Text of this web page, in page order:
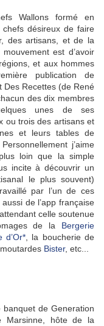
Wallons formé en
chefs désireux de faire
des artisans, et de la
est d’avoir
et aux hommes
publication de
Des Recettes (de René
des dix membres
unes de ses
ou trois des artisans et
et leurs tables de
j’aime
loin que la simple
incite à découvrir un
le plus souvent)
par l’un de ces
de l’app française
celle soutenue
de la Bergerie
d’Or* , la boucherie de
Bister, etc...
de Generation
Marsinne, hôte de la